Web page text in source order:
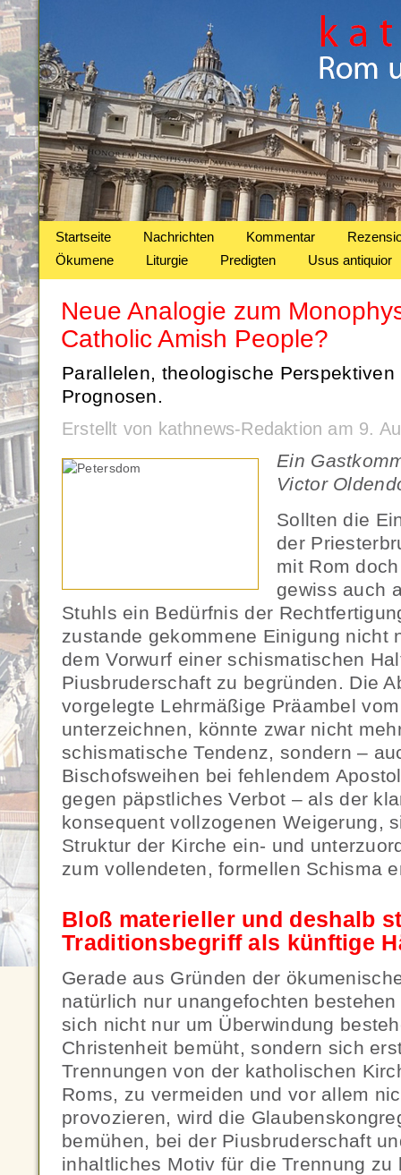
Startseite Nachrichten Kommentar
Ökumene
Liturgie Predigten Usus antiquior
Neue Analogie zum
Catholic Amish People?
Parallelen, theologische
Prognosen.
Erstellt von kathnews-Redaktion am 9.
Ein
Victor
Sollten die
der
mit Rom
gewiss auch
Stuhls ein Bedürfnis der
zustande gekommene Einigung nicht
dem Vorwurf einer schismatischen
Piusbruderschaft zu begründen. Die
vorgelegte Lehrmäßige Präambel
unterzeichnen, könnte zwar nicht
schismatische Tendenz, sondern –
Bischofsweihen bei fehlendem
gegen päpstliches Verbot – als der
konsequent vollzogenen Weigerung,
Struktur der Kirche ein- und
zum vollendeten, formellen Schisma
Bloß materieller und deshalb
Traditionsbegriff als künftige
Gerade aus Gründen der
natürlich nur unangefochten
sich nicht nur um Überwindung
Christenheit bemüht, sondern sich
Trennungen von der katholischen
Roms, zu vermeiden und vor allem
provozieren, wird die
bemühen, bei der Piusbruderschaft
inhaltliches Motiv für die Trennung zu